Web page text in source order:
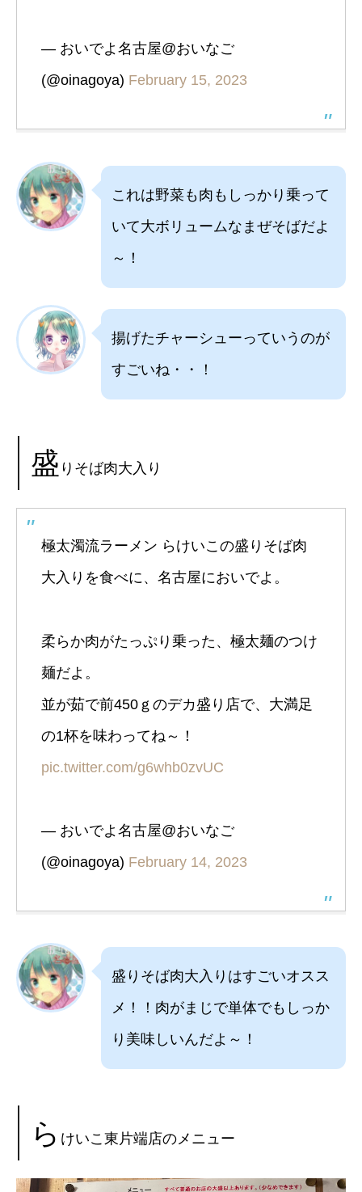
— おいでよ名古屋@おいなご
(@oinagoya) February 15, 2023
これは野菜も肉もしっかり乗って
いて大ボリュームなまぜそばだよ
～！
揚げたチャーシューっていうのが
すごいね・・！
盛 りそば肉大入り
極太濁流ラーメン らけいこの盛りそば肉
大入りを食べに、名古屋においでよ。
柔らか肉がたっぷり乗った、極太麺のつけ
麺だよ。
並が茹で前450ｇのデカ盛り店で、大満足
の1杯を味わってね～！
pic.twitter.com/g6whb0zvUC
— おいでよ名古屋@おいなご
(@oinagoya) February 14, 2023
盛りそば肉大入りはすごいオスス
メ！！肉がまじで単体でもしっか
り美味しいんだよ～！
ら けいこ東片端店のメニュー